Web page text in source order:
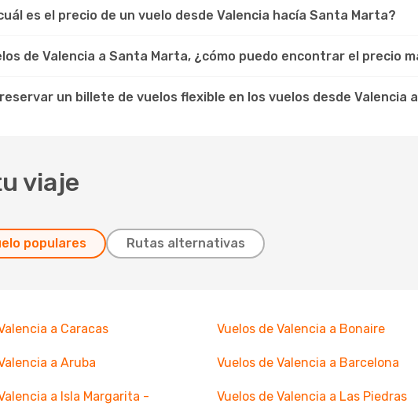
es el precio de un vuelo desde Valencia hacía Santa Marta?
de Valencia a Santa Marta, ¿cómo puedo encontrar el precio
un billete de vuelos flexible en los vuelos desde Valencia
viaje
populares Rutas alternativas
a Caracas Vuelos de Valencia a Bonaire
a Aruba Vuelos de Valencia a Barcelona
a Isla Margarita -
Vuelos de Valencia a Las Piedras